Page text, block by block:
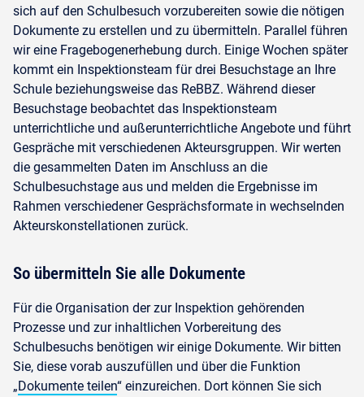
sich auf den Schulbesuch vorzubereiten sowie die nötigen
Dokumente zu erstellen und zu übermitteln. Parallel führen
wir eine Fragebogenerhebung durch. Einige Wochen später
kommt ein Inspektionsteam für drei Besuchstage an Ihre
Schule beziehungsweise das ReBBZ. Während dieser
Besuchstage beobachtet das Inspektionsteam
unterrichtliche und außerunterrichtliche Angebote und führt
Gespräche mit verschiedenen Akteursgruppen. Wir werten
die gesammelten Daten im Anschluss an die
Schulbesuchstage aus und melden die Ergebnisse im
Rahmen verschiedener Gesprächsformate in wechselnden
Akteurskonstellationen zurück.
So übermitteln Sie alle Dokumente
Für die Organisation der zur Inspektion gehörenden
Prozesse und zur inhaltlichen Vorbereitung des
Schulbesuchs benötigen wir einige Dokumente. Wir bitten
Sie, diese vorab auszufüllen und über die Funktion
„Dokumente teilen“ einzureichen. Dort können Sie sich